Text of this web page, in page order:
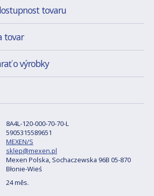
tovaru
tovar
o výrobky
8A4L-120-000-70-70-L
5905315589651
MEXEN/S
sklep@mexen.pl
Mexen Polska, Sochaczewska 96B 05-870
Błonie-Wieś
24 měs.